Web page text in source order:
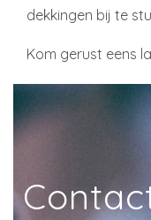
dekkingen bij te
Kom gerust eens